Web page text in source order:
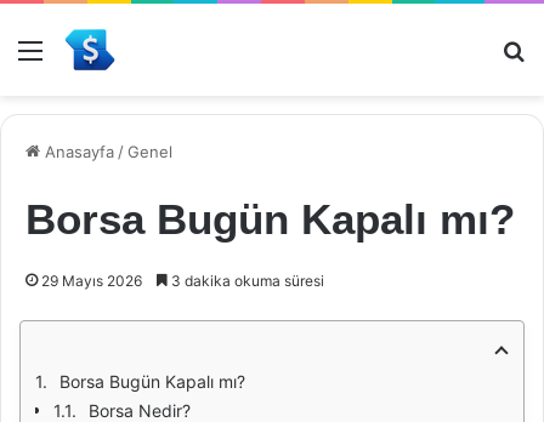
Menü
Anasayfa /Genel
Borsa Bugün Kapalı mı?
29 Mayıs 2026 3 dakika okuma süresi
Borsa Bugün Kapalı mı?
Borsa Nedir?